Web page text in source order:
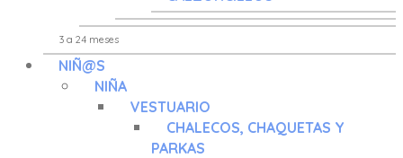
NIÑ@S
NIÑA
VESTUARIO
CHALECOS, CHAQUETAS Y
PARKAS